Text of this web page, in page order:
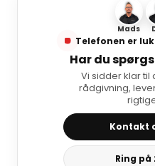
Mads
Telefonen er
Har du
Vi sidder klar
rådgivning,
Kontakt
Ring på